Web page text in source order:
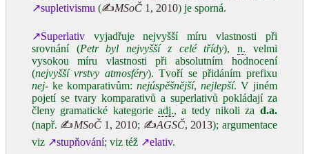
↗supletivismu (✍MSoČ 1, 2010) je sporná.
↗Superlativ vyjadřuje nejvyšší míru vlastnosti při
srovnání (Petr byl nejvyšší z celé třídy),n. velmi
vysokou míru vlastnosti při absolutním hodnocení
(nejvyšší vrstvy atmosféry). Tvoří se přidáním prefixu
nej‑ ke komparativům: nejúspěšnější, nejlepší. V jiném
pojetí se tvary komparativů a superlativů pokládají za
členy gramatické kategorieadj., a tedy nikoli za d.a.
(např. ✍MSoČ1, 2010; ✍AGSČ, 2013); argumentace
viz ↗stupňování; viz též ↗elativ.